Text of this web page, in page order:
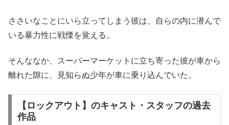
ささいなことにいら立ってしまう彼は、自らの内に潜んで
いる暴力性に戦慄を覚える。
そんななか、スーパーマーケットに立ち寄った彼が車から
離れた隙に、見知らぬ少年が車に乗り込んでいた。
【ロックアウト】のキャスト・スタッフの過去
作品